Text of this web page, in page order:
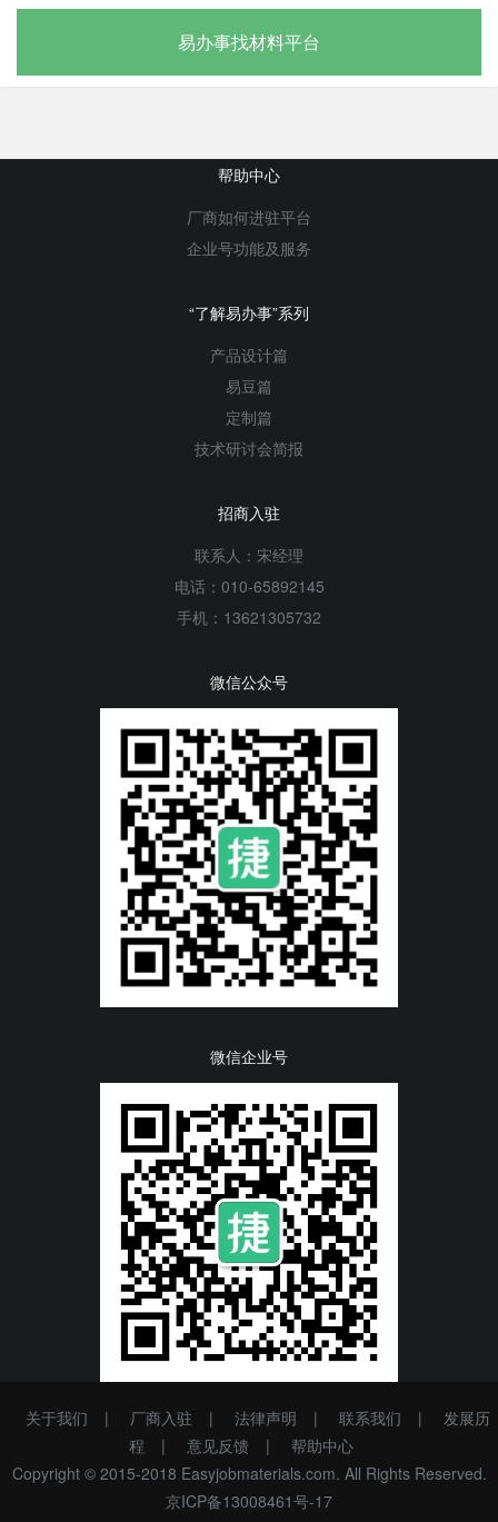
易办事找材料平台
帮助中心
厂商如何进驻平台
企业号功能及服务
“了解易办事”系列
产品设计篇
易豆篇
定制篇
技术研讨会简报
招商入驻
联系人：宋经理
电话：010-65892145
手机：13621305732
微信公众号
微信企业号
关于我们 | 厂商入驻 | 法律声明 | 联系我们 |
发展历
程
| 意见反馈 |
帮助中心
Copyright © 2015-2018 Easyjobmaterials.com. All Rights Reserved.
京ICP备13008461号-17